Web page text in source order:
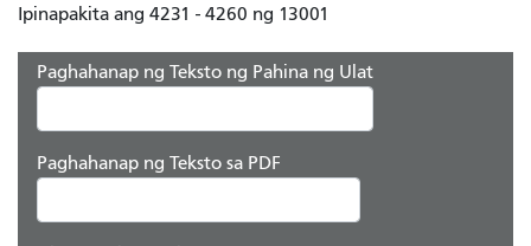
Ipinapakita ang 4231 - 4260 ng 13001
Paghahanap ng Teksto ng Pahina ng Ulat
Paghahanap ng Teksto sa PDF